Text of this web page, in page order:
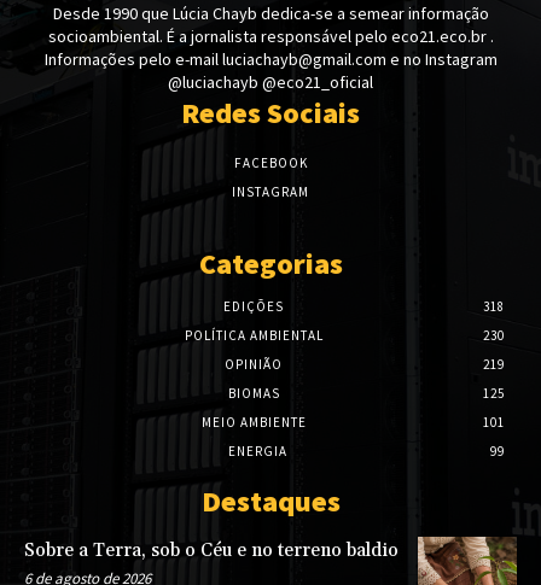
Desde 1990 que Lúcia Chayb dedica-se a semear informação
socioambiental. É a jornalista responsável pelo eco21.eco.br .
Informações pelo e-mail luciachayb@gmail.com e no Instagram
@luciachayb @eco21_oficial
Redes Sociais
FACEBOOK
INSTAGRAM
Categorias
EDIÇÕES
318
POLÍTICA AMBIENTAL
230
OPINIÃO
219
BIOMAS
125
MEIO AMBIENTE
101
ENERGIA
99
Destaques
Sobre a Terra, sob o Céu e no terreno baldio
6 de agosto de 2026